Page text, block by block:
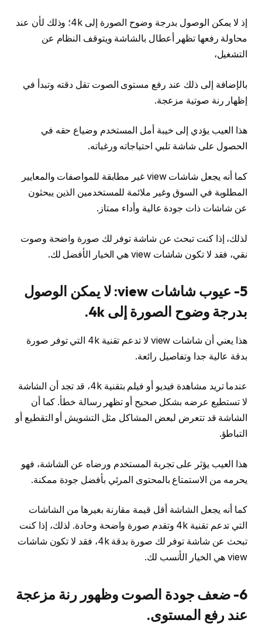
إذ لا يمكن الوصول بدرجة وضوح الصورة إلى 4k؛ وذلك لأن عند
محاولة رفعها تظهر أعطال بالشاشة ويتوقف النظام عن
التشغيل،
بالإضافة إلى ذلك عند رفع مستوى الصوت تقل دقته وتبدأ في
إظهار رنة صوتية مزعجة.
هذا العيب يؤدي إلى خيبة أمل المستخدم وضياع حقه في
الحصول على شاشة تلبي احتياجاته ورغباته.
كما أنه يجعل شاشات view غير مطابقة للمواصفات والمعايير
المطلوبة في السوق وغير ملائمة للمستخدمين الذين يبحثون
عن شاشات ذات جودة عالية وأداء ممتاز.
لذلك، إذا كنت تبحث عن شاشة توفر لك صورة واضحة وصوت
نقي، فقد لا تكون شاشات view هي الخيار الأفضل لك.
5- عيوب شاشات view: لا يمكن الوصول
بدرجة وضوح الصورة إلى 4k.
هذا يعني أن شاشات view لا تدعم تقنية 4k التي توفر صورة
بدقة عالية جدا وتفاصيل رائعة.
عندما تريد مشاهدة فيديو أو فيلم بتقنية 4k، قد تجد أن الشاشة
لا تستطيع عرضه بشكل صحيح أو تظهر رسالة خطأ. كما أن
الشاشة قد تتعرض لبعض المشاكل مثل التشويش أو التقطيع أو
التباطؤ.
هذا العيب يؤثر على تجربة المستخدم ورضاه عن الشاشة، فهو
يحرمه من الاستمتاع بالمحتوى المرئي بأفضل جودة ممكنة.
كما أنه يجعل الشاشة أقل قيمة مقارنة بغيرها من الشاشات
التي تدعم تقنية 4k وتقدم صورة واضحة وحادة. لذلك، إذا كنت
تبحث عن شاشة توفر لك صورة بدقة 4k، فقد لا تكون شاشات
view هي الخيار الأنسب لك.
6- ضعف جودة الصوت وظهور رنة مزعجة
عند رفع المستوى.